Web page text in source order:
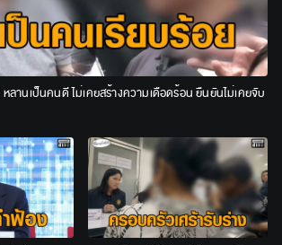
ลานเป็นคนดี ไม่เคยสร้างความเดือดร้อน ยืนยันไม่เคยจับ